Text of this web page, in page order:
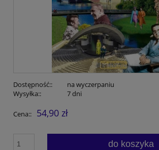
Dostępność::
na wyczerpaniu
Wysyłka::
7 dni
Cena:: 54,90 zł
do koszyka